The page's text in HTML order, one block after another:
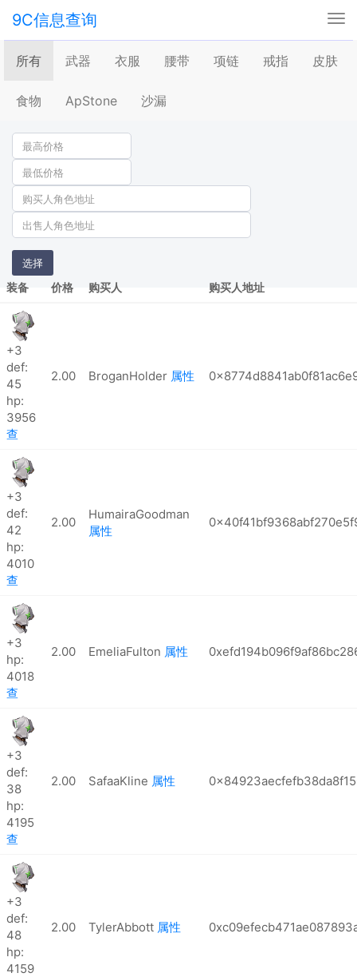
9C信息查询
所有 武器 衣服 腰带 项链 戒指 皮肤
食物 ApStone 沙漏
选择
装备 价格 购买人 购买人地址
+3
def:
45
hp:
3956
查
2.00 BroganHolder 属性
+3
def:
42
hp:
4010
查
2.00
HumairaGoodman
属性
+3
hp:
4018
查
2.00 EmeliaFulton 属性
+3
def:
38
hp:
4195
查
2.00 SafaaKline 属性
+3
def:
48
hp:
4159
2.00 TylerAbbott 属性